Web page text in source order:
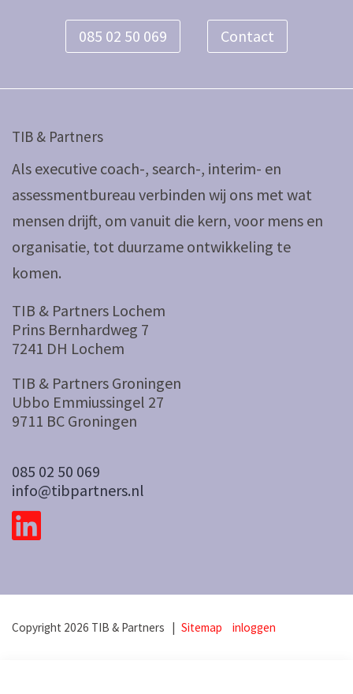
085 02 50 069 Contact
TIB & Partners
Als executive coach-, search-, interim- en
assessmentbureau verbinden wij ons met wat
mensen drijft, om vanuit die kern, voor mens en
organisatie, tot duurzame ontwikkeling te
komen.
TIB & Partners Lochem
Prins Bernhardweg 7
7241 DH Lochem
TIB & Partners Groningen
Ubbo Emmiussingel 27
9711 BC Groningen
085 02 50 069
info@tibpartners.nl
Copyright 2026 TIB & Partners | Sitemap inloggen